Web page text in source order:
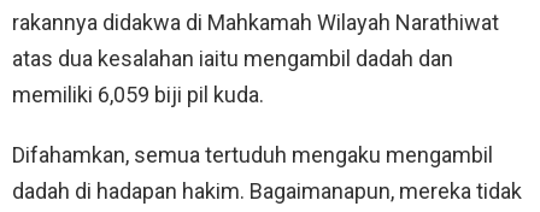
rakannya didakwa di Mahkamah Wilayah Narathiwat
atas dua kesalahan iaitu mengambil dadah dan
memiliki 6,059 biji pil kuda.
Difahamkan, semua tertuduh mengaku mengambil
dadah di hadapan hakim. Bagaimanapun, mereka tidak